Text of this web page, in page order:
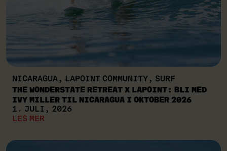
NICARAGUA, LAPOINT COMMUNITY, SURF
THE WONDERSTATE RETREAT X LAPOINT: BLI MED
IVY MILLER TIL NICARAGUA I OKTOBER 2026
1. JULI, 2026
LES MER